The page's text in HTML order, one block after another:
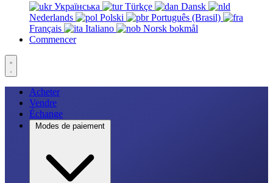
Українська
Türkçe
Dansk
Nederlands
Polski
Português (Brasil)
Français
Italiano
Norsk bokmål
Commencer
Acheter
Vendre
Échange
Modes de paiement